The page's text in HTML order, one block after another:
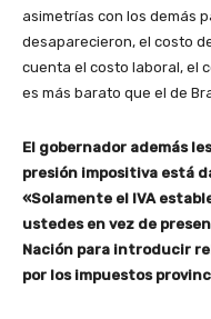
asimetrías con los demás
desaparecieron, el costo
cuenta el costo laboral, el
es más barato que el de
El gobernador además
presión impositiva está
«Solamente el IVA
ustedes en vez de
Nación para introducir
por los impuestos